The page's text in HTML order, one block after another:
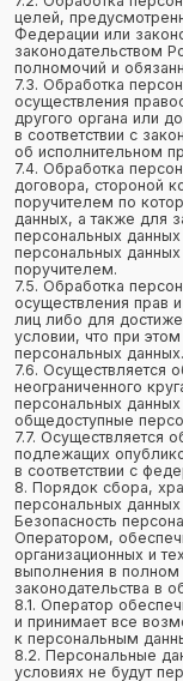
в том числе платежными
поставщиками услуг,
лицами (Операторами) в
соглашением и Политикой
персональных данных и/
не несет ответственность
указанных в настоящем
8.6. Установленные
на передачу (кроме
на обработку или условия
персональных данных,
не действуют в случаях
в государственных,
определенных
8.7. Оператор при
конфиденциальность
8.8. Оператор
в форме, позволяющей
данных, не дольше, чем
персональных данных,
не установлен
которого,
является субъект
8.9. Условием
может являться
данных, истечение срока
персональных данных,
данных или требование о
данных, а также
персональных данных.
9. Перечень действий,
персональными данными
9.1. Оператор
накопление, хранение,
извлечение,
предоставление, доступ),
удаление и уничтожение
9.2. Оператор
персональных данных с
информации по
или без таковой.
10. Трансграничная
10.1. Оператор до начала
по трансграничной
уведомить
персональных данных о
трансграничную передачу
уведомление
о намерении
10.2. Оператор до подачи